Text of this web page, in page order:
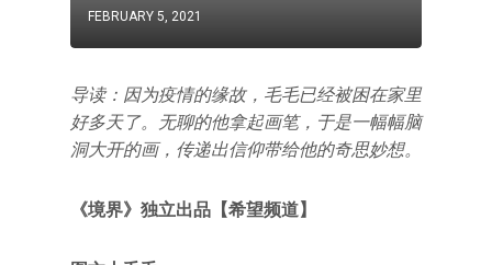
FEBRUARY 5, 2021
导读：因为疫情的缘故，毛毛已经被困在家里
好多天了。无聊的他拿起画笔，于是一幅幅脑
洞大开的画，传递出信仰带给他的奇思妙想。
《境界》独立出品【希望频道】